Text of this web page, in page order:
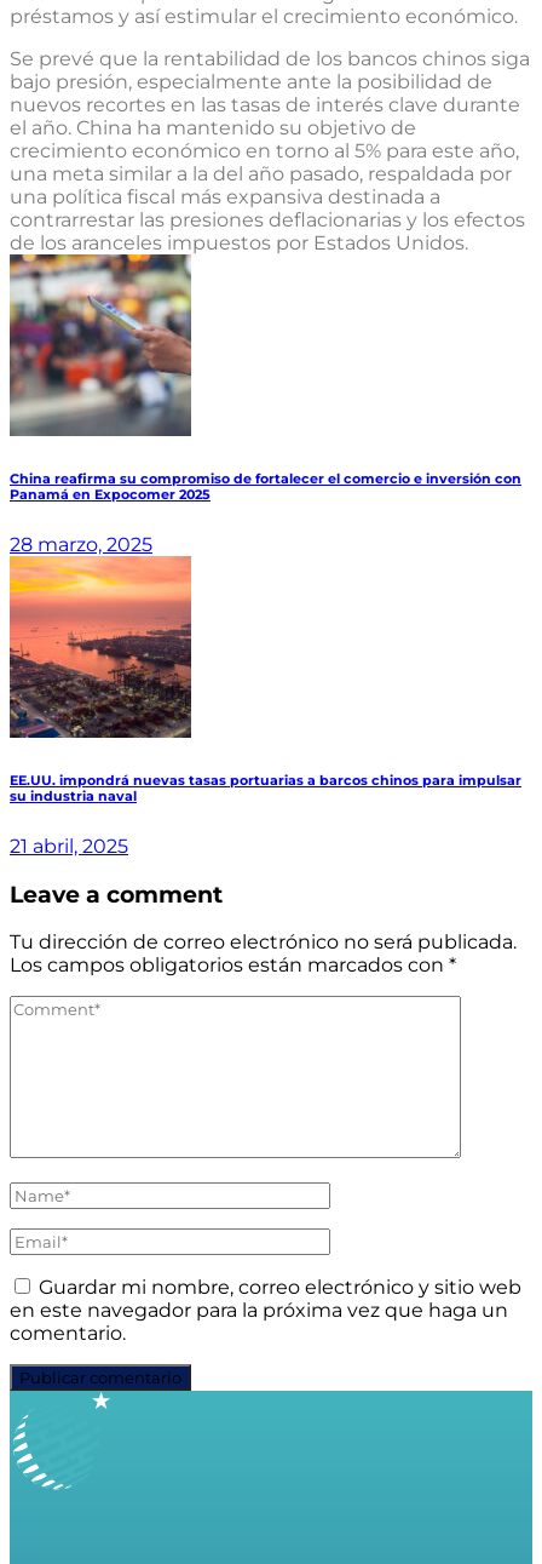
préstamos y así estimular el crecimiento económico.
Se prevé que la rentabilidad de los bancos chinos siga
bajo presión, especialmente ante la posibilidad de
nuevos recortes en las tasas de interés clave durante
el año. China ha mantenido su objetivo de
crecimiento económico en torno al 5% para este año,
una meta similar a la del año pasado, respaldada por
una política fiscal más expansiva destinada a
contrarrestar las presiones deflacionarias y los efectos
de los aranceles impuestos por Estados Unidos.
China reafirma su compromiso de fortalecer el comercio e inversión con
Panamá en Expocomer 2025
28 marzo, 2025
EE.UU. impondrá nuevas tasas portuarias a barcos chinos para impulsar
su industria naval
21 abril, 2025
Leave a comment
Tu dirección de correo electrónico no será publicada.
Los campos obligatorios están marcados con *
Guardar mi nombre, correo electrónico y sitio web
en este navegador para la próxima vez que haga un
comentario.